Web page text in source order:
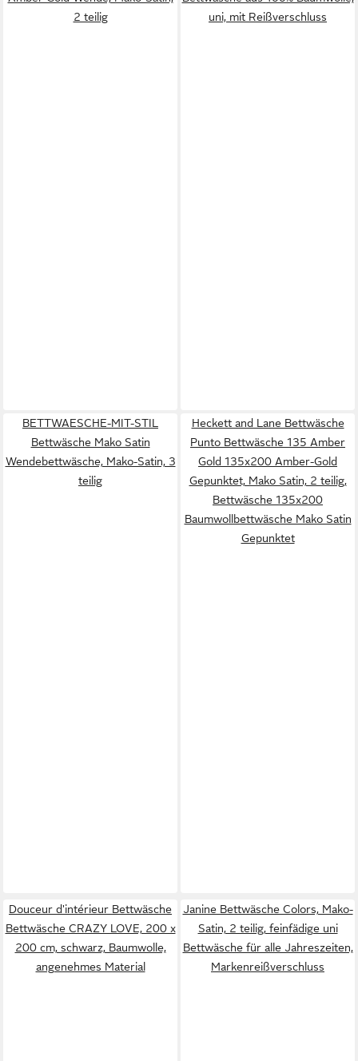
2 teilig
uni, mit Reißverschluss
BETTWAESCHE-MIT-STIL
Bettwäsche Mako Satin
Wendebettwäsche, Mako-Satin, 3
teilig
Heckett and Lane Bettwäsche
Punto Bettwäsche 135 Amber
Gold 135x200 Amber-Gold
Gepunktet, Mako Satin, 2 teilig,
Bettwäsche 135x200
Baumwollbettwäsche Mako Satin
Gepunktet
Douceur d'intérieur Bettwäsche
Bettwäsche CRAZY LOVE, 200 x
200 cm, schwarz, Baumwolle,
angenehmes Material
Janine Bettwäsche Colors, Mako-
Satin, 2 teilig, feinfädige uni
Bettwäsche für alle Jahreszeiten,
Markenreißverschluss